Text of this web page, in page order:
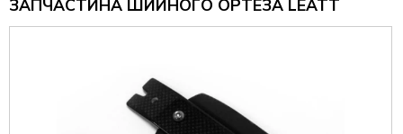
ЗАПЧАСТИНА ШИЙНОГО ОРТЕЗА LEATT